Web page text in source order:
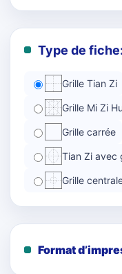
Type de fiche:
Grille Tian Zi
Grille Mi Zi
Grille carrée
Tian Zi avec
Grille
Format